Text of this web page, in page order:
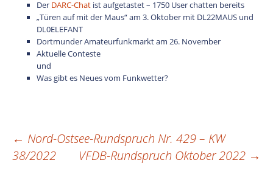
Der DARC-Chat ist aufgetastet – 1750 User chatten bereits
„Türen auf mit der Maus“ am 3. Oktober mit DL22MAUS und
DL0ELEFANT
Dortmunder Amateurfunkmarkt am 26. November
Aktuelle Conteste
und
Was gibt es Neues vom Funkwetter?
Beitragsnavigation
← Nord-Ostsee-Rundspruch Nr. 429 – KW
38/2022
VFDB-Rundspruch Oktober 2022 →